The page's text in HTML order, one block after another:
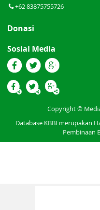
+62 83875755726
Donasi
Sosial Media
Copyright ©
Database KBBI merupakan
Pembinaan